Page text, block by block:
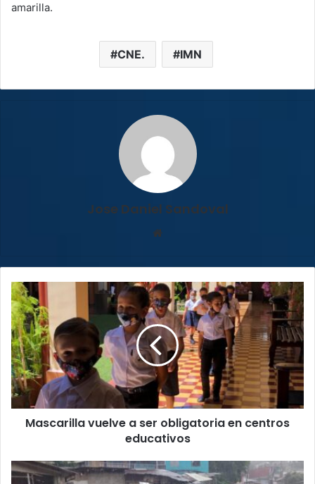
amarilla.
CNE. IMN
Jose Daniel Sandoval
Mascarilla
vuelve
a
ser
obligatoria
en
centros
educativos
Mascarilla vuelve a ser obligatoria en centros
educativos
CNE